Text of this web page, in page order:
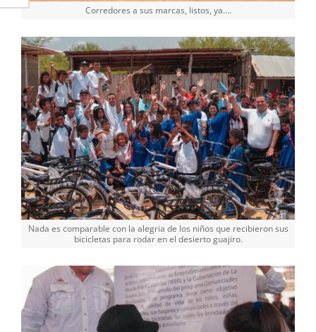
Corredores a sus marcas, listos, ya….
Nada es comparable con la alegria de los niños que recibieron sus
bicicletas para rodar en el desierto guajiro.